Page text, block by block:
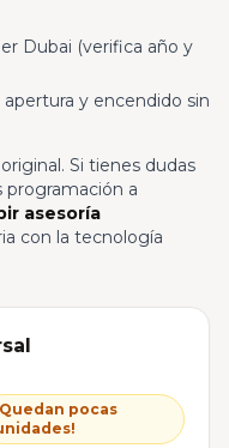
Dubai (verifica año y
y encendido sin
Si tienes dudas
programación a
asesoría
con la tecnología
pocas